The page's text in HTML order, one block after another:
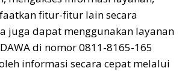
fitur-fitur lain secara
juga dapat menggunakan layanan
di nomor 0811-8165-165
informasi secara cepat melalui